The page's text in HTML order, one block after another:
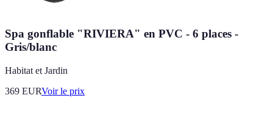
Spa gonflable "RIVIERA" en PVC - 6 places -
Gris/blanc
Habitat et Jardin
369 EURVoir le prix